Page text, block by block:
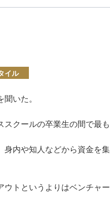
イル
いた。
クールの卒業生の間で最
身内や知人などから資金を
ウトというよりはベンチャ